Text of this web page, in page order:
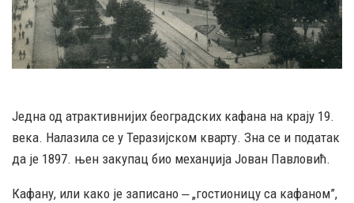
Једна од атрактивнијих београдских кафана на крају 19.
века. Налазила се у Теразијском кварту. Зна се и податак
да је 1897. њен закупац био механџија Јован Павловић.
Кафану, или како је записано ‒ „гостионицу са кафаном”,